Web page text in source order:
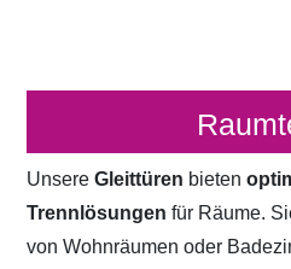
UnsereGleittüren bieten
Trennlösungen für Räume.
von Wohnräumen oder